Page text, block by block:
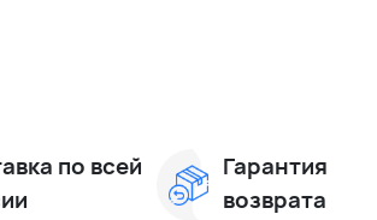
по всей
Гарантия
возврата